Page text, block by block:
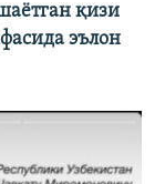
қизи
эълон